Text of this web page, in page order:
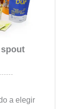
a elegir